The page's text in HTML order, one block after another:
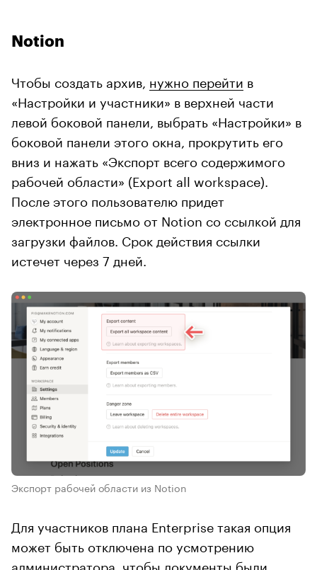
Notion
Чтобы создать архив, нужно перейти в
«Настройки и участники» в верхней части
левой боковой панели, выбрать «Настройки» в
боковой панели этого окна, прокрутить его
вниз и нажать «Экспорт всего содержимого
рабочей области» (Export all workspace).
После этого пользователю придет
электронное письмо от Notion со ссылкой для
загрузки файлов. Срок действия ссылки
истечет через 7 дней.
Экспорт рабочей области из Notion
Для участников плана Enterprise такая опция
может быть отключена по усмотрению
администратора, чтобы документы были